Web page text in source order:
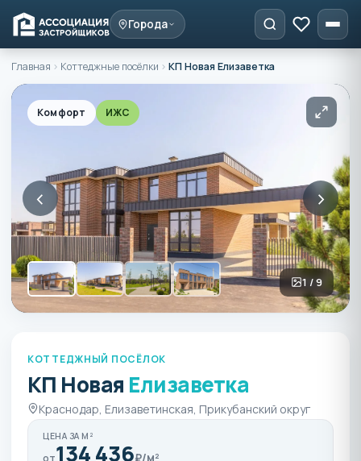
Города
Главная › Коттеджные посёлки › КП Новая Елизаветка
Комфорт ИЖС
‹ ›
1 / 9
КОТТЕДЖНЫЙ ПОСЁЛОК
КП Новая Елизаветка
Краснодар, Елизаветинская, Прикубанский округ
ЦЕНА ЗА М²
134 436₽/м²